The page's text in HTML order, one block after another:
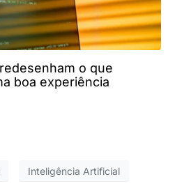
o que
boa experiência
Inteligência Artificial